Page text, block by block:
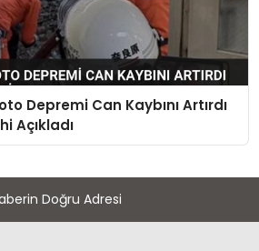
Depremi Can Kaybını Artırdı
Açıkladı
Doğru Adresi